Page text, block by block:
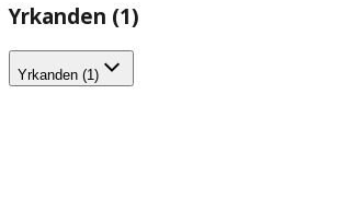
Yrkanden (1)
Yrkanden (1)